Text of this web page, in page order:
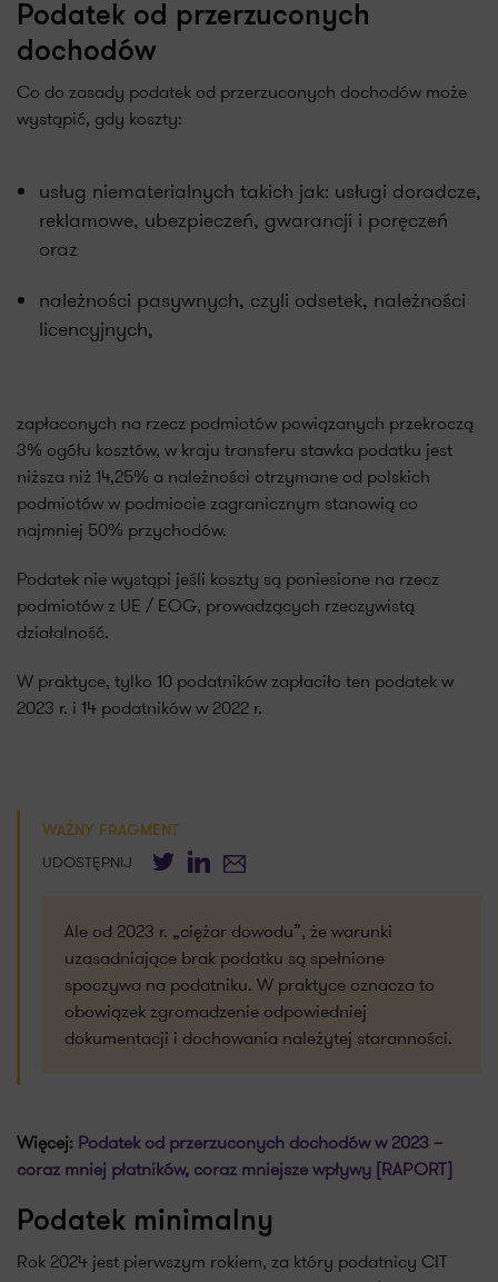
Podatek od przerzuconych
dochodów
Co do zasady podatek od przerzuconych dochodów może
wystąpić, gdy koszty:
usług niematerialnych takich jak: usługi doradcze,
reklamowe, ubezpieczeń, gwarancji i poręczeń
oraz
należności pasywnych, czyli odsetek, należności
licencyjnych,
zapłaconych na rzecz podmiotów powiązanych przekroczą
3% ogółu kosztów, w kraju transferu stawka podatku jest
niższa niż 14,25% a należności otrzymane od polskich
podmiotów w podmiocie zagranicznym stanowią co
najmniej 50% przychodów.
Podatek nie wystąpi jeśli koszty są poniesione na rzecz
podmiotów z UE / EOG, prowadzących rzeczywistą
działalność.
W praktyce, tylko 10 podatników zapłaciło ten podatek w
2023 r. i 14 podatników w 2022 r.
WAŻNY FRAGMENT
UDOSTĘPNIJ TwitterLinkedIn
E-mail
Ale od 2023 r. „ciężar dowodu”, że warunki
uzasadniające brak podatku są spełnione
spoczywa na podatniku. W praktyce oznacza to
obowiązek zgromadzenie odpowiedniej
dokumentacji i dochowania należytej staranności.
Więcej: Podatek od przerzuconych dochodów w 2023 –
coraz mniej płatników, coraz mniejsze wpływy [RAPORT]
Podatek minimalny
Rok 2024 jest pierwszym rokiem, za który podatnicy CIT